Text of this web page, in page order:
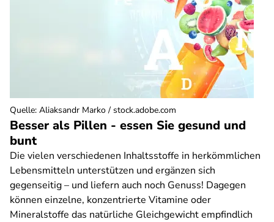
Besser als Pillen - essen Sie gesund und
bunt
Die vielen verschiedenen Inhaltsstoffe in herkömmlichen
Lebensmitteln unterstützen und ergänzen sich
gegenseitig – und liefern auch noch Genuss! Dagegen
können einzelne, konzentrierte Vitamine oder
Mineralstoffe das natürliche Gleichgewicht empfindlich
Quelle: Aliaksandr Marko / stock.adobe.com